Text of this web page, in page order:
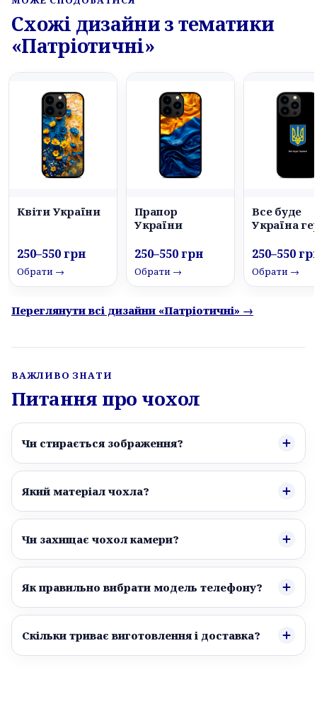
Схожі дизайни з тематики
«Патріотичні»
Квіти України
250–550 грн
Обрати →
Прапор
України
250–550 грн
Обрати →
Все буде
Україна
250–550
Обрати →
Переглянути всі дизайни «Патріотичні» →
ВАЖЛИВО ЗНАТИ
Питання про чохол
Чи стирається зображення?
Який матеріал чохла?
Чи захищає чохол камери?
Як правильно вибрати модель телефону?
Скільки триває виготовлення і доставка?